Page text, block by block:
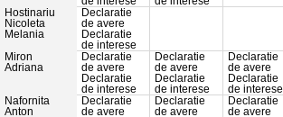
Hostinariu
Nicoleta
Melania
Declaratie
de avere
Declaratie
de interese
Miron
Adriana
Declaratie
de avere
Declaratie
de interese
Declaratie
de avere
Declaratie
de interese
Declaratie
de avere
Declaratie
de interese
Nafornita
Anton
Declaratie
de avere
Declaratie
de avere
Declaratie
de avere